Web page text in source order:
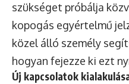
szükséget próbálja
kopogás egyértelmű
közel álló személy
hogyan fejezze ki ezt
Új kapcsolatok